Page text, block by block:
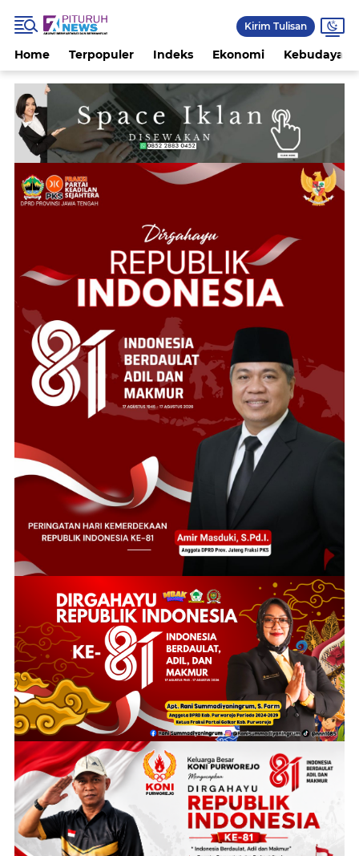
Kirim Tulisan
Home Terpopuler Indeks Ekonomi Kebudayaan